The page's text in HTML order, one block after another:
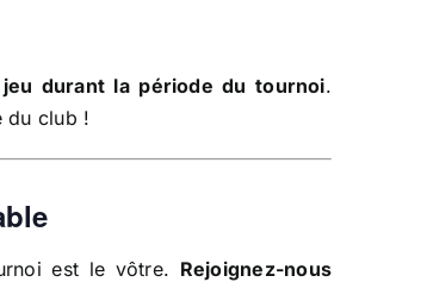
durant la période du tournoi.
du club !
est le vôtre. Rejoignez-nous